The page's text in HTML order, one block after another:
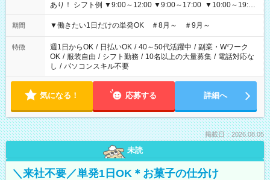
あり！ シフト例 ▼9:00～12:00 ▼9:00～17:00 ▼10:00～19:00
▼18:00～21:00
期間 ▼働きたい1日だけの単発OK ＃8月～ ＃9月～
特徴 週1日からOK / 日払いOK / 40～50代活躍中 / 副業・Wワーク
OK / 服装自由 / シフト勤務 / 10名以上の大量募集 / 電話対応な
し / パソコンスキル不要
気になる！ 応募する 詳細へ
掲載日：2026.08.05
未読
＼来社不要／単発1日OK＊お菓子の仕分け